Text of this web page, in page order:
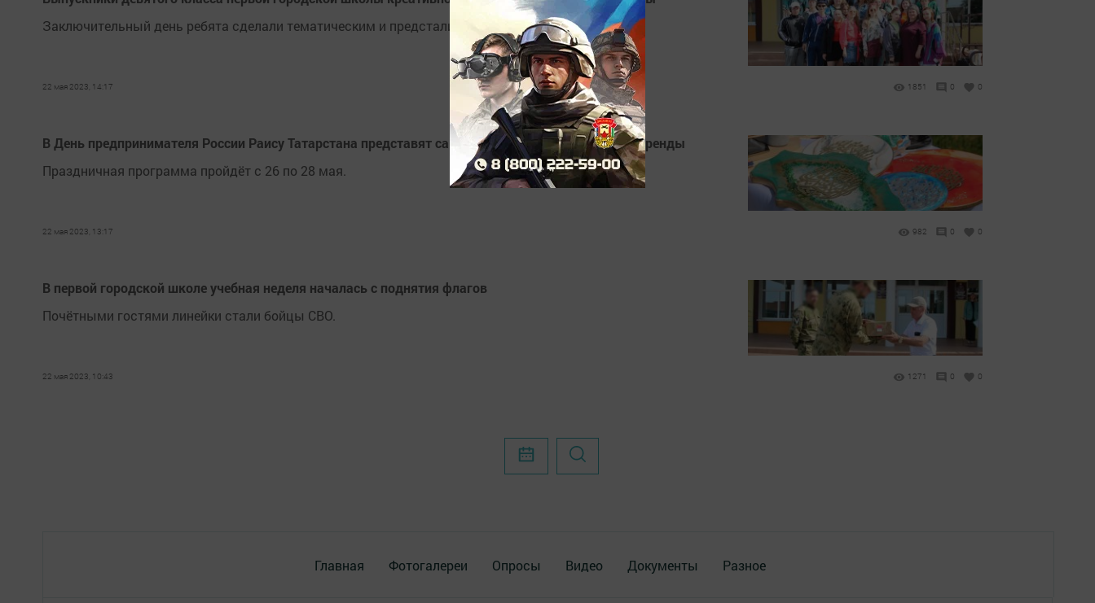
Заключительный день ребята сделали тематическим и предстали в стенах школы в образе 90-х.
22 мая 2023, 14:17 1851 0 0
В День предпринимателя России Раису Татарстана представят самые успешные татарстанские бренды
Праздничная программа пройдёт с 26 по 28 мая.
22 мая 2023, 13:17 982 0 0
В первой городской школе учебная неделя началась с поднятия флагов
Почётными гостями линейки стали бойцы СВО.
22 мая 2023, 10:43 1271 0 0
Главная Фотогалереи Опросы Видео Документы Разное